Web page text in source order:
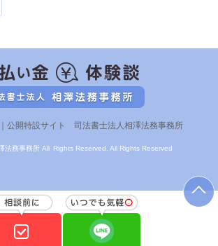
公開特設サイト 司法書士法人相澤法務事務所
法務事務所 All Rights Reserved. All Rights Reserved